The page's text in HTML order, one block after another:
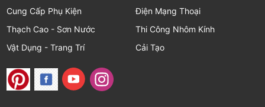
Cung Cấp Phụ Kiện
Điện Mạng Thoại
Thạch Cao - Sơn Nước
Thi Công Nhôm Kính
Vật Dụng - Trang Trí
Cải Tạo